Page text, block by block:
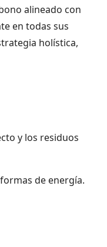
alineado con
en todas sus
holística,
y los residuos
de energía.